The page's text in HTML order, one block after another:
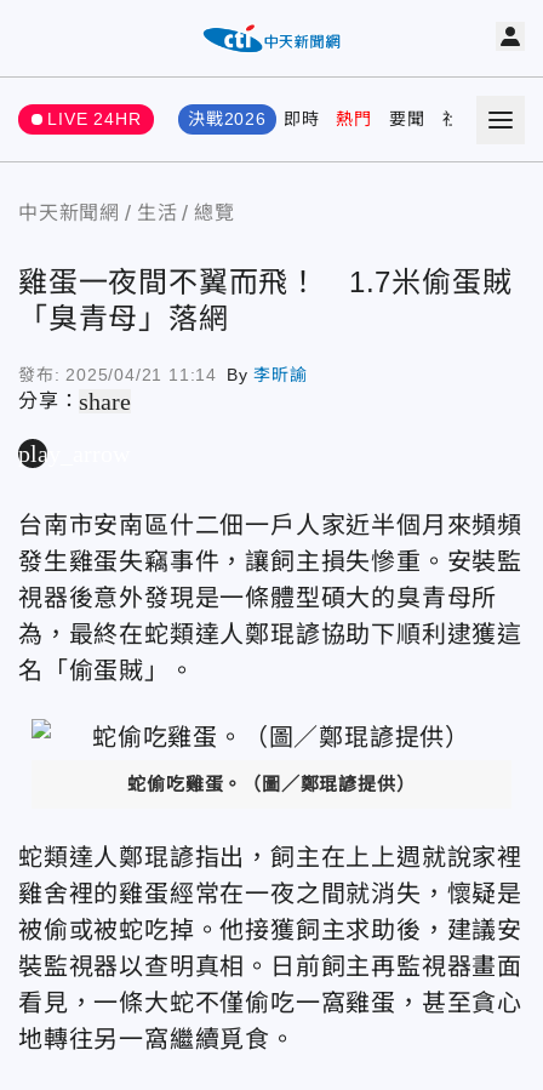
LIVE 24HR 決戰2026 即時 熱門 要聞 社會 娛樂
中天新聞網 生活 總覽
雞蛋一夜間不翼而飛！ 1.7米偷蛋賊
「臭青母」落網
發布: 2025/04/21 11:14 By李昕諭
分享：share
play_arrow
台南市安南區什二佃一戶人家近半個月來頻頻
發生雞蛋失竊事件，讓飼主損失慘重。安裝監
視器後意外發現是一條體型碩大的臭青母所
為，最終在蛇類達人鄭琨諺協助下順利逮獲這
名「偷蛋賊」。
蛇偷吃雞蛋。（圖／鄭琨諺提供）
蛇類達人 鄭琨諺指出，飼主在上上週就說家裡
雞舍裡的雞蛋經常在一夜之間就消失，懷疑是
被偷或被蛇吃掉。他接獲飼主求助後，建議安
裝監視器以查明真相。日前飼主再監視器畫面
看見，一條大蛇不僅偷吃一窩雞蛋，甚至貪心
地轉往另一窩繼續覓食。